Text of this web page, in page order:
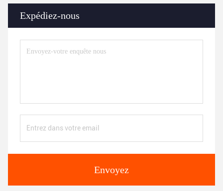
Expédiez-nous
Envoyez